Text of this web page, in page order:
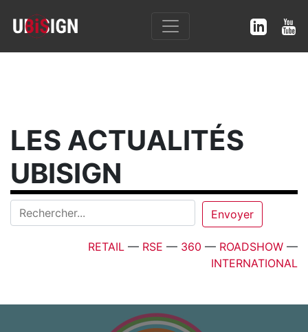
LES ACTUALITÉS
UBISIGN
RETAIL — RSE — 360 — ROADSHOW —
INTERNATIONAL